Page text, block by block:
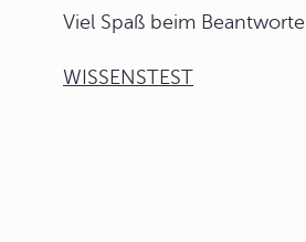
Viel Spaß beim
WISSENSTEST